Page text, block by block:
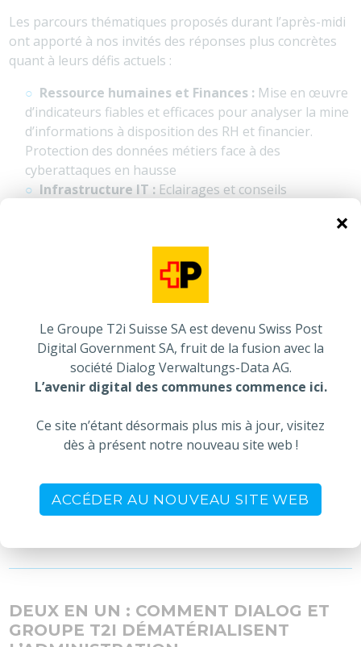
×
Le Groupe T2i Suisse SA est devenu Swiss Post
Digital Government SA, fruit de la fusion avec la
société Dialog Verwaltungs-Data AG.
L’avenir digital des communes commence ici.
Ce site n’étant désormais plus mis à jour, visitez
dès à présent notre nouveau site web !
ACCÉDER AU NOUVEAU SITE WEB
Les parcours thématiques proposés durant l’après-midi
ont apporté à nos invités des réponses plus concrètes
quant à leurs défis actuels :
Ressource humaines et Finances : Mise en œuvre
d’indicateurs fiables et efficaces pour analyser la mine
d’informations à disposition des RH et financier.
Protection des données métiers face à des
cyberattaques en hausse
Infrastructure IT : Eclairages et conseils
sur les pratiques et solutions en place au sein de leur
organisation : accessibilité, disponibilité, sécurité,
stockage ou encore pérennité
Administrations publiques :
dans le monde public, des enjeux de la digitalisation
des process de gestion à la centralisation des
données en passant par leur indispensable
sécurisation. Des exemples concrets pour donner une
vision globale et pragmatique du sujet.
Vous n’avez pas pu participer ?
DERNIÈRES ACTUALITÉS
DEUX EN UN : COMMENT DIALOG ET
GROUPE T2I DÉMATÉRIALISENT